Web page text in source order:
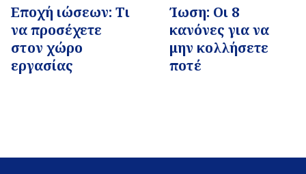
Εποχή ιώσεων: Τι
να προσέχετε
στον χώρο
εργασίας
Ίωση: Οι 8
κανόνες για να
μην κολλήσετε
ποτέ